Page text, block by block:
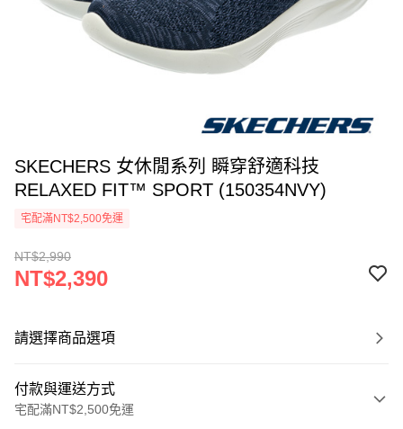
SKECHERS 女休閒系列 瞬穿舒適科技
RELAXED FIT™ SPORT (150354NVY)
宅配滿NT$2,500免運
NT$2,990
NT$2,390
請選擇商品選項
付款與運送方式
宅配滿NT$2,500免運